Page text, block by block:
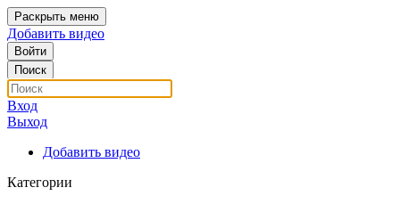
Раскрыть меню
Добавить видео
Войти
Поиск
Вход
Выход
Добавить видео
Категории